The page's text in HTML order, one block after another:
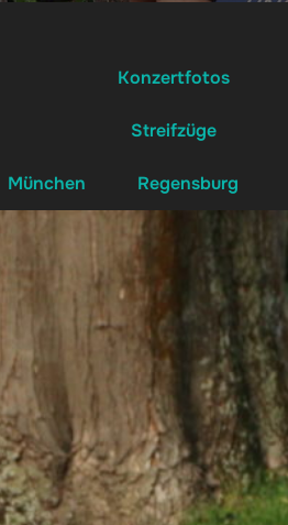
Konzertfotos
Streifzüge
München Regensburg